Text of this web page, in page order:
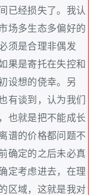
已经损失了。我认
场多生态多偏好的
须是合理非偶发
果是寄托在失控和
设想的侥幸。另
有谈到，认为我们
也就是把不能成长
谱的价格都问题不
确定的之后未必真
定考虑进去，在理
区域，这就是我对